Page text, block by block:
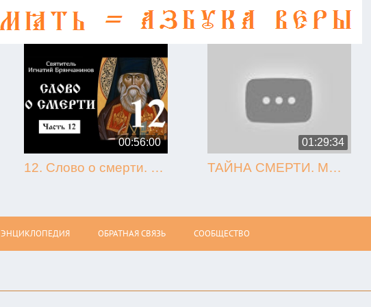
00:56:00
12. Слово о смерти. Игнатий Брянчанинов.
01:29:34
ТАЙНА СМЕРТИ. МЫТАРСТВА. ВОСКРЕСЕНИЕ (Олег Стеняев)
ЭНЦИКЛОПЕДИЯ ОБРАТНАЯ СВЯЗЬ СООБЩЕСТВО